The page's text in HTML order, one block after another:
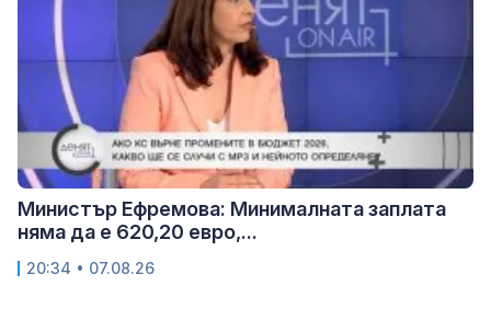
Министър Ефремова: Минималната заплата
няма да е 620,20 евро,...
20:34 • 07.08.26